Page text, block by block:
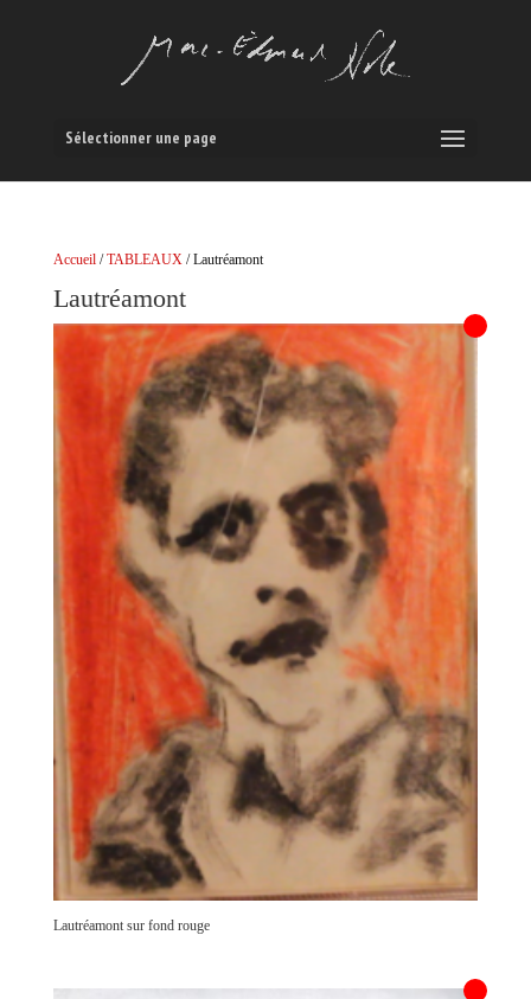
Sélectionner une page
Accueil/TABLEAUX/ Lautréamont
Lautréamont
Lautréamont sur fond rouge